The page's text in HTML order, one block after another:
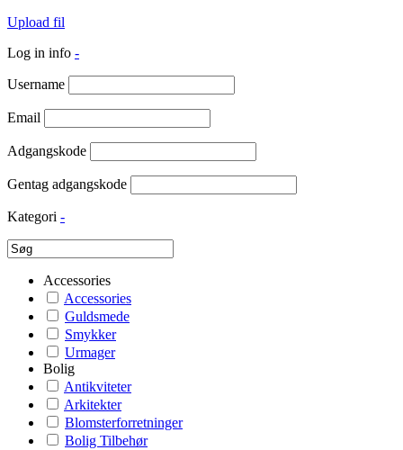
Upload fil
Log in info -
Username
Email
Adgangskode
Gentag adgangskode
Kategori -
Accessories
Accessories
Guldsmede
Smykker
Urmager
Bolig
Antikviteter
Arkitekter
Blomsterforretninger
Bolig Tilbehør